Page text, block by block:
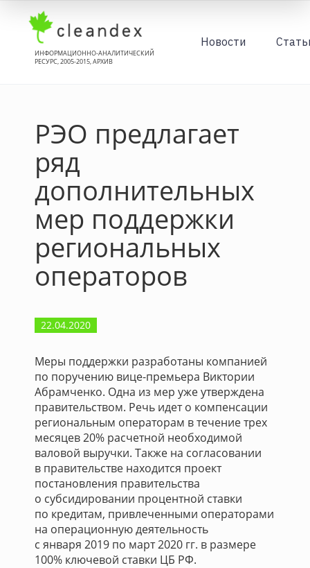
ИНФОРМАЦИОННО-АНАЛИТИЧЕСКИЙ
РЕСУРС, 2005-2015, АРХИВ
Новости
РЭО предлагает
ряд
дополнительных
мер поддержки
региональных
операторов
22.04.2020
Меры поддержки разработаны компанией
по поручению вице-премьера Виктории
Абрамченко. Одна из мер уже утверждена
правительством. Речь идет о компенсации
региональным операторам в течение трех
месяцев 20% расчетной необходимой
валовой выручки. Также на согласовании
в правительстве находится проект
постановления правительства
о субсидировании процентной ставки
по кредитам, привлеченными операторами
на операционную деятельность
с января 2019 по март 2020 гг. в размере
100% ключевой ставки ЦБ РФ.